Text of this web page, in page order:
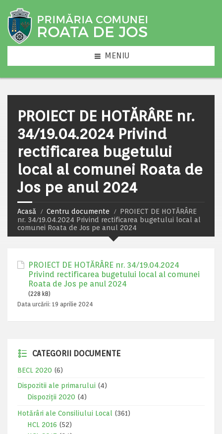
MENIU
PROIECT DE HOTĂRÂRE nr.
34/19.04.2024 Privind
rectificarea bugetului
local al comunei Roata de
Jos pe anul 2024
Acasă Centru documente
PROIECT DE HOTĂRÂRE
nr. 34/19.04.2024 Privind rectificarea bugetului local al
comunei Roata de Jos pe anul 2024
PROIECT DE HOTĂRÂRE nr. 34/19.04.2024
Privind rectificarea bugetului local al comunei
Roata de Jos pe anul 2024
(228 kB)
Data urcării: 19 aprilie 2024
CATEGORII DOCUMENTE
BECL 2020 (6)
Dispozitii ale primarului (4)
Dispoziții 2020 (4)
Hotărâri ale Consiliului Local
(361)
HCL 2016 (52)